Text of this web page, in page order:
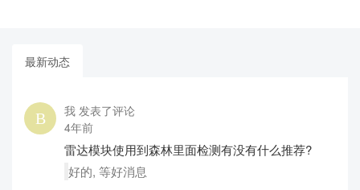
最新动态
我 发表了评论
4年前
雷达模块使用到森林里面检测有没有什么推荐?
好的, 等好消息